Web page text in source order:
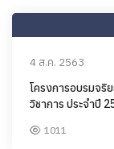
4 ส.ค. 2563
โครงการอบรมจริ
วิชาการ ประจำปี
1011